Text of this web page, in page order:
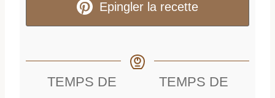
Epingler la recette
TEMPS DE
TEMPS DE